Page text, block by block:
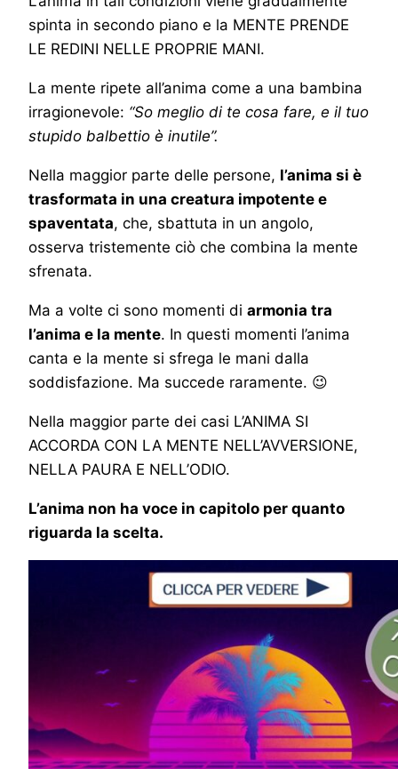
spinta in secondo piano e la MENTE PRENDE
LE REDINI NELLE PROPRIE MANI.
La mente ripete all’anima come a una bambina
irragionevole: “So meglio di te cosa fare, e il tuo
stupido balbettio è inutile”.
Nella maggior parte delle persone, l’anima si è
trasformata in una creatura impotente e
spaventata, che, sbattuta in un angolo,
osserva tristemente ciò che combina la mente
sfrenata.
Ma a volte ci sono momenti di armonia tra
l’anima e la mente. In questi momenti l’anima
canta e la mente si sfrega le mani dalla
soddisfazione. Ma succede raramente. 😉
Nella maggior parte dei casi L’ANIMA SI
ACCORDA CON LA MENTE NELL’AVVERSIONE,
NELLA PAURA E NELL’ODIO.
L’anima non ha voce in capitolo per quanto
riguarda la scelta.